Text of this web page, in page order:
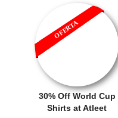
30% Off World Cup
Shirts at Atleet
OFERTA